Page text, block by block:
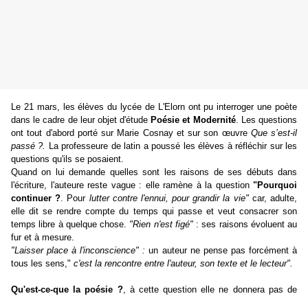
Le 21 mars, les élèves du lycée de L'Elorn ont pu interroger une poète
dans le cadre de leur objet d'étude Poésie et Modernité. Les questions
ont tout d'abord porté sur Marie Cosnay et sur son œuvre Que s’est-il
passé ?. La professeure de latin a poussé les élèves à réfléchir sur les
questions qu'ils se posaient.
Quand on lui demande quelles sont les raisons de ses débuts dans
l'écriture, l'auteure reste vague : elle ramène à la question "Pourquoi
continuer ?. Pour lutter contre l'ennui, pour grandir la vie" car, adulte,
elle dit se rendre compte du temps qui passe et veut consacrer son
temps libre à quelque chose. "Rien n'est figé" : ses raisons évoluent au
fur et à mesure.
"Laisser place à l'inconscience" : un auteur ne pense pas forcément à
tous les sens," c'est la rencontre entre l'auteur, son texte et le lecteur".
Qu'est-ce-que la poésie ?, à cette question elle ne donnera pas de